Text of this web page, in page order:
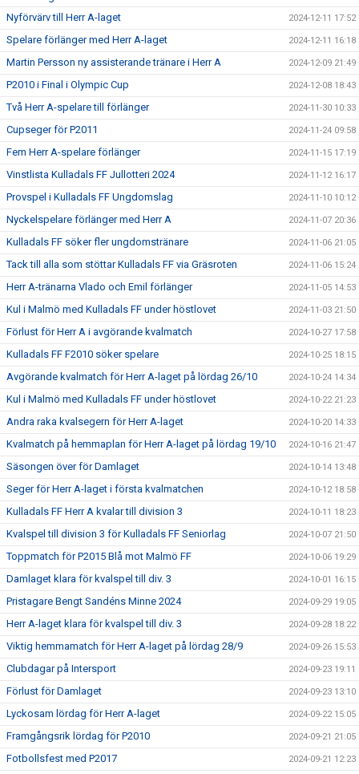
Nyförvärv till Herr A-laget 2024-12-11 17:52
Spelare förlänger med Herr A-laget 2024-12-11 16:18
Martin Persson ny assisterande tränare i Herr A 2024-12-09 21:49
P2010 i Final i Olympic Cup 2024-12-08 18:43
Två Herr A-spelare till förlänger 2024-11-30 10:33
Cupseger för P2011 2024-11-24 09:58
Fem Herr A-spelare förlänger 2024-11-15 17:19
Vinstlista Kulladals FF Jullotteri 2024 2024-11-12 16:17
Provspel i Kulladals FF Ungdomslag 2024-11-10 10:12
Nyckelspelare förlänger med Herr A 2024-11-07 20:36
Kulladals FF söker fler ungdomstränare 2024-11-06 21:05
Tack till alla som stöttar Kulladals FF via Gräsroten 2024-11-06 15:24
Herr A-tränarna Vlado och Emil förlänger 2024-11-05 14:53
Kul i Malmö med Kulladals FF under höstlovet 2024-11-03 21:50
Förlust för Herr A i avgörande kvalmatch 2024-10-27 17:58
Kulladals FF F2010 söker spelare 2024-10-25 18:15
Avgörande kvalmatch för Herr A-laget på lördag 26/10 2024-10-24 14:34
Kul i Malmö med Kulladals FF under höstlovet 2024-10-22 21:23
Andra raka kvalsegern för Herr A-laget 2024-10-20 14:33
Kvalmatch på hemmaplan för Herr A-laget på lördag 19/10 2024-10-16 21:47
Säsongen över för Damlaget 2024-10-14 13:48
Seger för Herr A-laget i första kvalmatchen 2024-10-12 18:58
Kulladals FF Herr A kvalar till division 3 2024-10-11 18:23
Kvalspel till division 3 för Kulladals FF Seniorlag 2024-10-07 21:50
Toppmatch för P2015 Blå mot Malmö FF 2024-10-06 19:29
Damlaget klara för kvalspel till div. 3 2024-10-01 16:15
Pristagare Bengt Sandéns Minne 2024 2024-09-29 19:05
Herr A-laget klara för kvalspel till div. 3 2024-09-28 18:22
Viktig hemmamatch för Herr A-laget på lördag 28/9 2024-09-26 15:53
Clubdagar på Intersport 2024-09-23 19:11
Förlust för Damlaget 2024-09-23 13:10
Lyckosam lördag för Herr A-laget 2024-09-22 15:05
Framgångsrik lördag för P2010 2024-09-21 21:05
Fotbollsfest med P2017 2024-09-21 12:23